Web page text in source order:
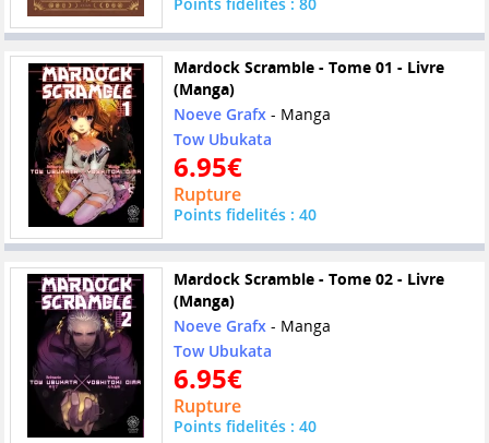
Points fidelités : 80
Mardock Scramble - Tome 01 - Livre
(Manga)
Noeve Grafx- Manga
Tow Ubukata
6.95€
Rupture
Points fidelités : 40
Mardock Scramble - Tome 02 - Livre
(Manga)
Noeve Grafx - Manga
Tow Ubukata
6.95€
Rupture
Points fidelités : 40